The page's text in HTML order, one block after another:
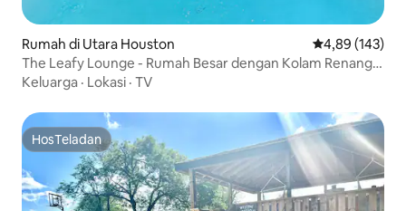
Rumah di Utara Houston Nilai rata-rata
4,89 (143)
The Leafy Lounge - Rumah Besar dengan Kolam Renang
Dalam Ruangan Berpemanas
Keluarga · Lokasi · TV
HosTeladan
HosTeladan